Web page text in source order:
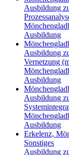
Ausbildung
Ausbildung
Ausbildung
Vernetzung
Ausbildung
Ausbildung
Ausbildung
Erkelenz,
Sonstiges
Ausbildung